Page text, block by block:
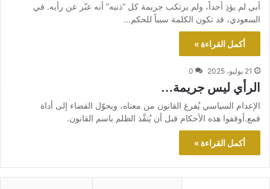
أبي لم يؤذِ أحداً، ولم يرتكب جريمة كل “ذنبه” أنه عبّر عن رأيه. في
السعودي، قد تكون الكلمة سبباً للحكم…
أكمل القراءة »
21 يوليو، 2025 0
الرأي ليس جريمة…
الإعدام السياسي يُفرغ القانون من معناه، ويحوّل القضاء إلى أداة
قمع.أوقفوا هذه الأحكام قبل أن يُنفَّذ الظلم باسم القانون.
أكمل القراءة »